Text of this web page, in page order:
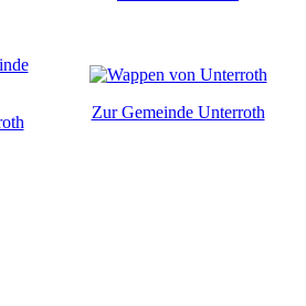
Zur Gemeinde Unterroth